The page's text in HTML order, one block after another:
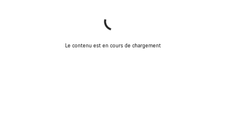
Le contenu est en cours de chargement